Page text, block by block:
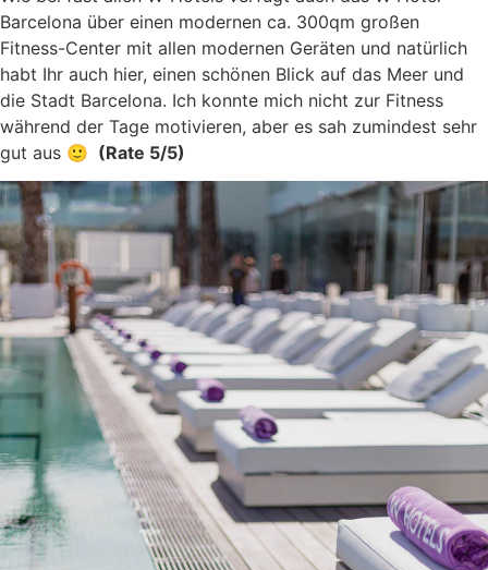
Barcelona über einen modernen ca. 300qm großen
Fitness-Center mit allen modernen Geräten und natürlich
habt Ihr auch hier, einen schönen Blick auf das Meer und
die Stadt Barcelona. Ich konnte mich nicht zur Fitness
während der Tage motivieren, aber es sah zumindest sehr
gut aus 🙂 (Rate 5/5)